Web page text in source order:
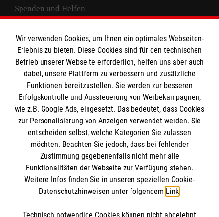
Spenden und Helfen
Empfänger: Malteser Hilfsdienst e.V.
IBAN: DE10 3706 0120 1201 2000 12
BIC: GENODED 1PA7
Newsletter abonnieren
Wir verwenden Cookies, um Ihnen ein optimales Webseiten-
Erlebnis zu bieten. Diese Cookies sind für den technischen
Betrieb unserer Webseite erforderlich, helfen uns aber auch
dabei, unsere Plattform zu verbessern und zusätzliche
Funktionen bereitzustellen. Sie werden zur besseren
Erfolgskontrolle und Aussteuerung von Werbekampagnen,
wie z.B. Google Ads, eingesetzt. Das bedeutet, dass Cookies
zur Personalisierung von Anzeigen verwendet werden. Sie
entscheiden selbst, welche Kategorien Sie zulassen
möchten. Beachten Sie jedoch, dass bei fehlender
Zustimmung gegebenenfalls nicht mehr alle
Funktionalitäten der Webseite zur Verfügung stehen.
Weitere Infos finden Sie in unseren speziellen Cookie-
Datenschutzhinweisen unter folgendem Link.
Technisch notwendige Cookies können nicht abgelehnt